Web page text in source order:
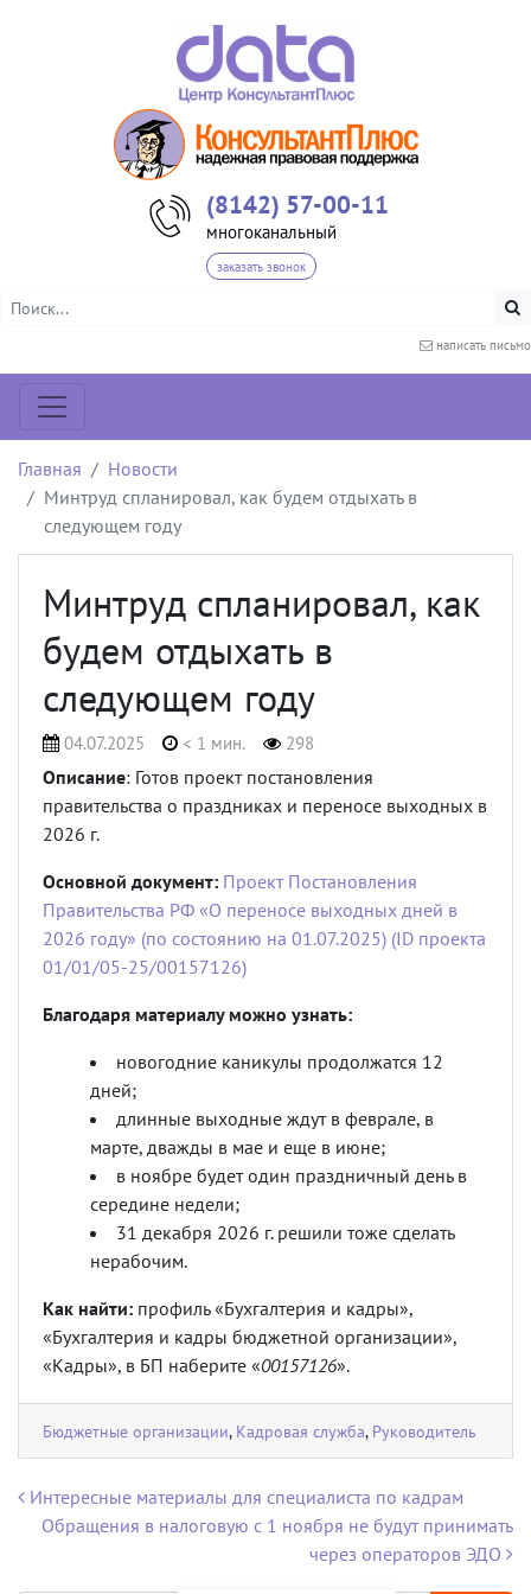
(8142) 57-00-11
многоканальный
заказать звонок
написать письмо
Главная
Новости
Минтруд спланировал, как будем отдыхать в
следующем году
Минтруд спланировал, как
будем отдыхать в
следующем году
04.07.2025 < 1 мин. 298
Описание: Готов проект постановления
правительства о праздниках и переносе выходных в
2026 г.
Основной документ: Проект Постановления
Правительства РФ «О переносе выходных дней в
2026 году» (по состоянию на 01.07.2025) (ID проекта
01/01/05-25/00157126)
Благодаря материалу можно узнать:
новогодние каникулы продолжатся 12
дней;
длинные выходные ждут в феврале, в
марте, дважды в мае и еще в июне;
в ноябре будет один праздничный день в
середине недели;
31 декабря 2026 г. решили тоже сделать
нерабочим.
Как найти: профиль «Бухгалтерия и кадры»,
«Бухгалтерия и кадры бюджетной организации»,
«Кадры», в БП наберите «00157126».
Бюджетные организации, Кадровая служба, Руководитель
Навигация по записям
Интересные материалы для специалиста по кадрам
Обращения в налоговую с 1 ноября не будут принимать
через операторов ЭДО